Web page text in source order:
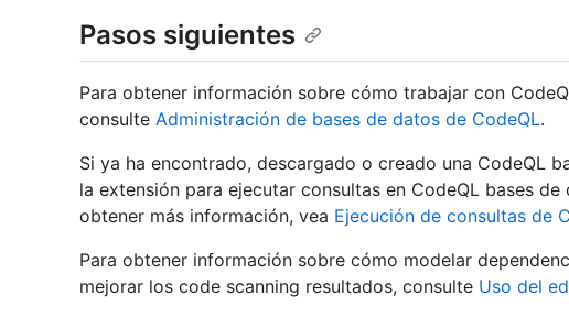
Pasos siguientes
Para obtener información sobre cómo trabajar con
consulte Administración de bases de datos de CodeQL.
Si ya ha encontrado, descargado o creado una CodeQL
la extensión para ejecutar consultas en CodeQL bases
obtener más información, vea Ejecución de consultas de
Para obtener información sobre cómo modelar
mejorar los code scanning resultados, consulte Uso del